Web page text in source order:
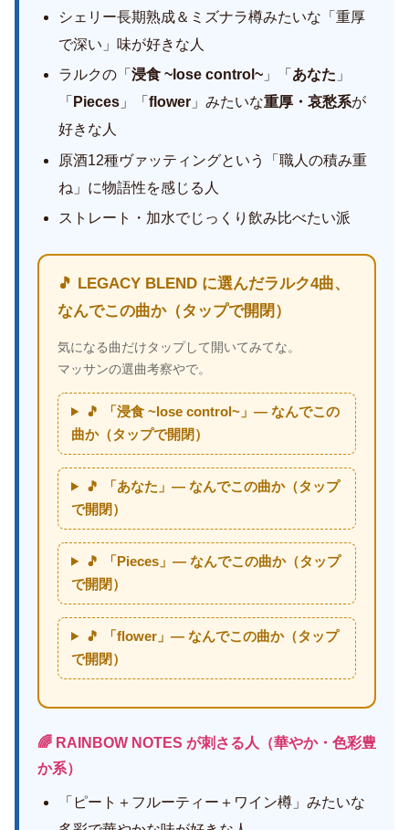
シェリー長期熟成＆ミズナラ樽みたいな「重厚
で深い」味が好きな人
ラルクの「浸食 ~lose control~ 」「 あなた 」
「 Pieces 」「flower 」みたいな重厚・哀愁系が
好きな人
原酒12種ヴァッティングという「職人の積み重
ね」に物語性を感じる人
ストレート・加水でじっくり飲み比べたい派
🎵 LEGACY BLEND に選んだラルク4曲、
なんでこの曲か（タップで開閉）
気になる曲だけタップして開いてみてな。
マッサンの選曲考察やで。
🎵 「浸食 ~lose control~」— なんでこの
曲か（タップで開閉）
🎵 「あなた」— なんでこの曲か（タップ
で開閉）
🎵 「Pieces」— なんでこの曲か（タップ
で開閉）
🎵 「flower」— なんでこの曲か（タップ
で開閉）
🌈 RAINBOW NOTES が刺さる人（華やか・色彩豊
か系）
「ピート＋フルーティー＋ワイン樽」みたいな